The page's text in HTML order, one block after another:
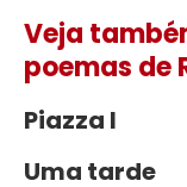
Veja
poemas de
Piazza I
Uma tarde